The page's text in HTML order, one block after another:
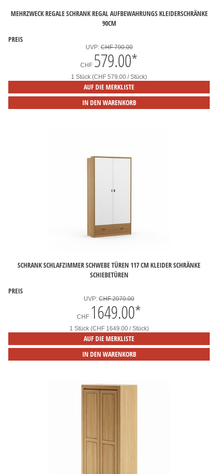
MEHRZWECK REGALE SCHRANK REGAL AUFBEWAHRUNGS KLEIDERSCHRÄNKE
90CM
PREIS
UVP:CHF 790.00
CHF 579.00*
1 Stück (CHF 579.00 / Stück)
AUF DIE MERKLISTE
IN DEN WARENKORB
SCHRANK SCHLAFZIMMER SCHWEBE TÜREN 117 CM KLEIDER SCHRÄNKE
SCHIEBETÜREN
PREIS
UVP: CHF 2070.00
CHF 1649.00*
1 Stück (CHF 1649.00 / Stück)
AUF DIE MERKLISTE
IN DEN WARENKORB